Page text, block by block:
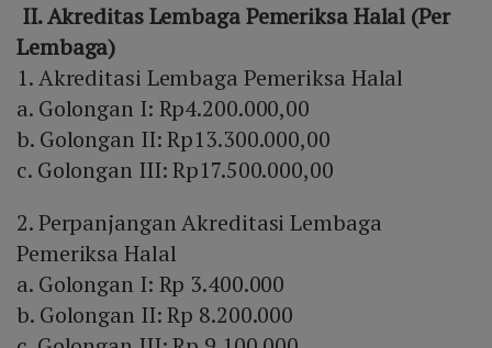
II. Akreditas Lembaga Pemeriksa Halal (Per
Lembaga)
1. Akreditasi Lembaga Pemeriksa Halal
a. Golongan I: Rp4.200.000,00
b. Golongan II: Rp13.300.000,00
c. Golongan III: Rp17.500.000,00
2. Perpanjangan Akreditasi Lembaga
Pemeriksa Halal
a. Golongan I: Rp 3.400.000
b. Golongan II: Rp 8.200.000